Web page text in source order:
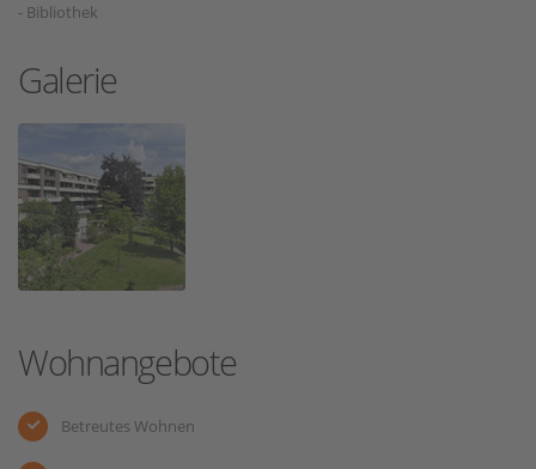
- Bibliothek
Galerie
Wohnangebote
Betreutes Wohnen